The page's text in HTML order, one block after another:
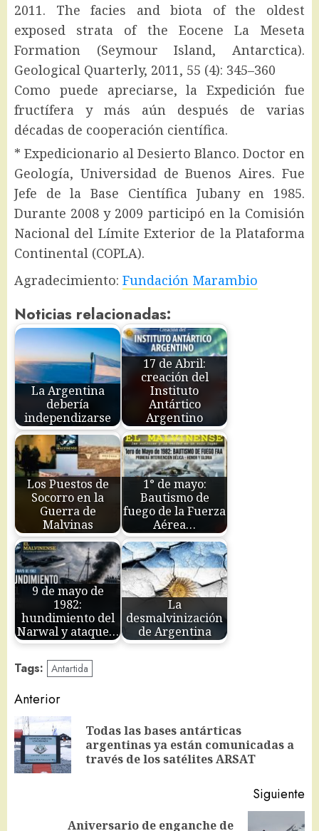
2011. The facies and biota of the oldest
exposed strata of the Eocene La Meseta
Formation (Seymour Island, Antarctica).
Geological Quarterly, 2011, 55 (4): 345–360
Como puede apreciarse, la Expedición fue
fructífera y más aún después de varias
décadas de cooperación científica.
* Expedicionario al Desierto Blanco. Doctor en
Geología, Universidad de Buenos Aires. Fue
Jefe de la Base Científica Jubany en 1985.
Durante 2008 y 2009 participó en la Comisión
Nacional del Límite Exterior de la Plataforma
Continental (COPLA).
Agradecimiento: Fundación Marambio
Noticias relacionadas:
La Argentina
debería
independizarse
17 de Abril:
creación del
Instituto
Antártico
Argentino
Los Puestos de
Socorro en la
Guerra de
Malvinas
1° de mayo:
Bautismo de
fuego de la Fuerza
Aérea…
9 de mayo de
1982:
hundimiento del
Narwal y ataque…
La
desmalvinización
de Argentina
Tags: Antartida
Navegación
de
entradas
Anterior
Todas las bases antárticas
argentinas ya están comunicadas a
través de los satélites ARSAT
Siguiente
Aniversario de enganche de